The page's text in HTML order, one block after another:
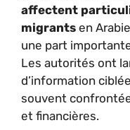
affectent
migrants en
une part
Les autorités ont
d’information
souvent
et financières.